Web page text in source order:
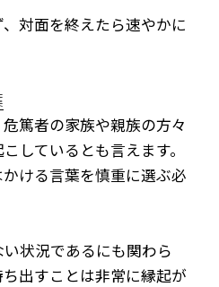
対面を終えたら速やかに
篤者の家族や親族の方々
しているとも言えます。
ける言葉を慎重に選ぶ必
状況であるにも関わら
出すことは非常に縁起が